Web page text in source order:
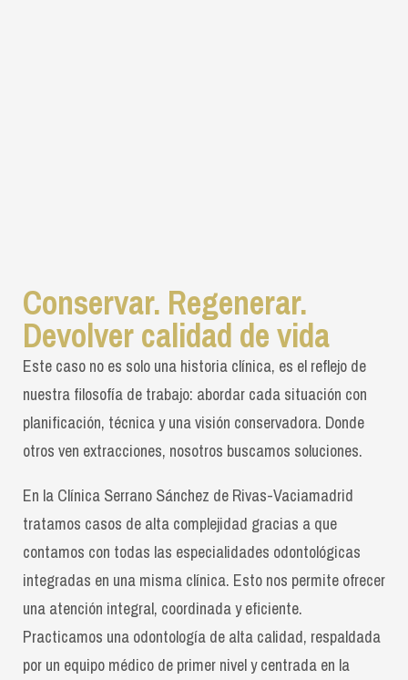
Conservar. Regenerar.
Devolver calidad de vida
Este caso no es solo una historia clínica, es el reflejo de
nuestra filosofía de trabajo: abordar cada situación con
planificación, técnica y una visión conservadora. Donde
otros ven extracciones, nosotros buscamos soluciones.
En la Clínica Serrano Sánchez de Rivas-Vaciamadrid
tratamos casos de alta complejidad gracias a que
contamos con todas las especialidades odontológicas
integradas en una misma clínica. Esto nos permite ofrecer
una atención integral, coordinada y eficiente.
Practicamos una odontología de alta calidad, respaldada
por un equipo médico de primer nivel y centrada en la